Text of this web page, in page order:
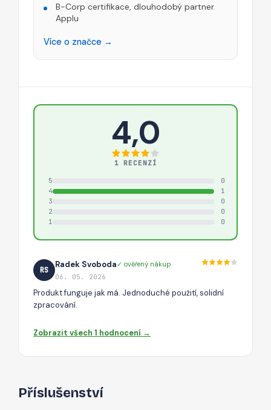
B-Corp certifikace, dlouhodobý partner
Applu
Více o značce →
4,0
1 RECENZÍ
5
0
4
1
3
0
2
0
1
0
RS
Radek Svoboda✓ ověřený nákup
06. 05. 2026
Produkt funguje jak má. Jednoduché použití, solidní
zpracování.
Zobrazit všech 1 hodnocení →
Příslušenství